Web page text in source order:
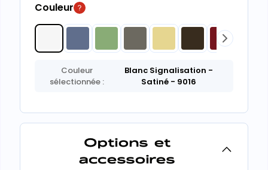
Couleur
Couleur
sélectionnée :
Blanc Signalisation -
Satiné - 9016
Options et
accessoires